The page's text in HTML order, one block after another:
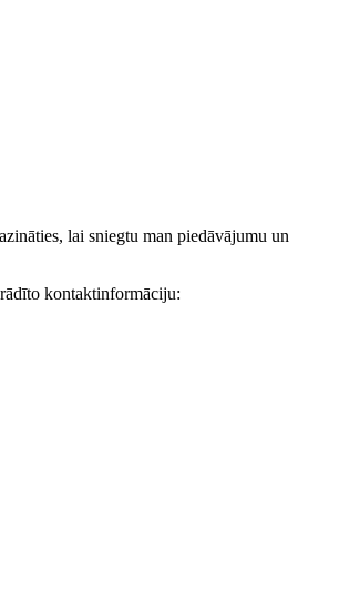
lai sniegtu man piedāvājumu un
kontaktinformāciju: